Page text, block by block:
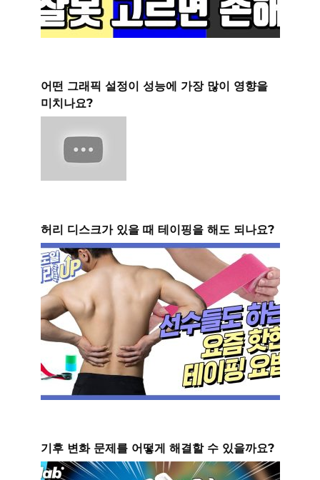
어떤 그래픽 설정이 성능에 가장 많이 영향을
미치나요?
허리 디스크가 있을 때 테이핑을 해도 되나요?
기후 변화 문제를 어떻게 해결할 수 있을까요?